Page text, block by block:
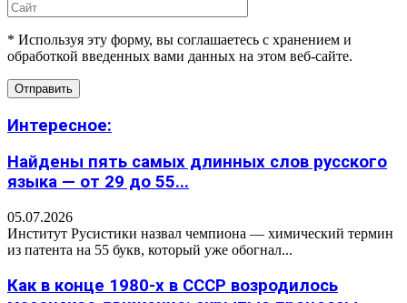
* Используя эту форму, вы соглашаетесь с хранением и
обработкой введенных вами данных на этом веб-сайте.
Интересное:
Найдены пять самых длинных слов русского
языка — от 29 до 55...
05.07.2026
Институт Русистики назвал чемпиона — химический термин
из патента на 55 букв, который уже обогнал...
Как в конце 1980-х в СССР возродилось